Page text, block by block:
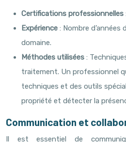
Certifications professionnelles
Expérience : Nombre d’années
domaine.
Méthodes utilisées :
traitement. Un professionnel
techniques et des outils
propriété et détecter la
Communication et
Il est essentiel de